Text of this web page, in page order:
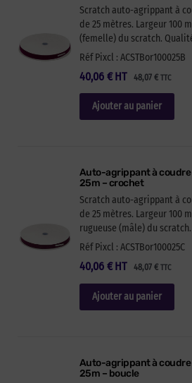
Scratch auto-agrippant à
de 25 mètres. Largeur 100
(femelle) du scratch.
Réf Pixcl : ACSTBor100025B
40,06 € 48,07 €TTC
HT
Ajouter au panier
Auto-agrippant à coudre
25m – crochet
Scratch auto-agrippant à
de 25 mètres. Largeur 100
rugueuse (mâle) du
Réf Pixcl : ACSTBor100025C
40,06 € 48,07 €TTC
HT
Ajouter au panier
Auto-agrippant à coudre
25m – boucle